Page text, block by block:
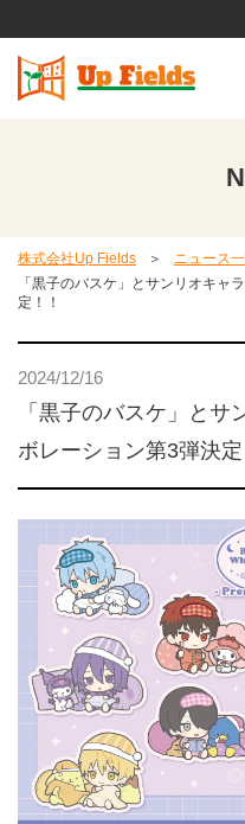
株式会社Up Fields
ニュース
「黒子のバスケ」とサンリオキャ
定！！
2024/12/16
「黒子のバスケ」とサ
ボレーション第3弾決定